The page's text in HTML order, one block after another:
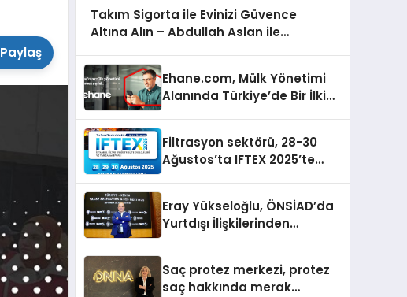
Paylaş
Takım Sigorta ile Evinizi Güvence
Altına Alın – Abdullah Aslan ile
Ehane.com, Mülk Yönetimi
Alanında Türkiye’de Bir İlki
Filtrasyon sektörü, 28-30
Ağustos’ta IFTEX 2025’te
Eray Yükseloğlu, ÖNSİAD’da
Yurtdışı İlişkilerinden
Saç protez merkezi, protez
saç hakkında merak